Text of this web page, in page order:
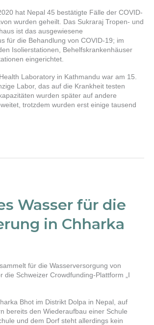
hat Nepal 45 bestätigte Fälle der COVID-
wurden geheilt. Das Sukraraj Tropen- und
ist das ausgewiesene
für die Behandlung von COVID-19; im
Isolierstationen, Behelfskrankenhäuser
eingerichtet.
Laboratory in Kathmandu war am 15.
Labor, das auf die Krankheit testen
wurden später auf andere
trotzdem wurden erst einige tausend
Wasser für die
in Chharka
für die Wasserversorgung von
die Schweizer Crowdfunding-Plattform „I
Bhot im Distrikt Dolpa in Nepal, auf
bereits den Wiederaufbau einer Schule
und dem Dorf steht allerdings kein